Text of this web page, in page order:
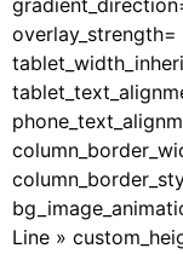
Line »